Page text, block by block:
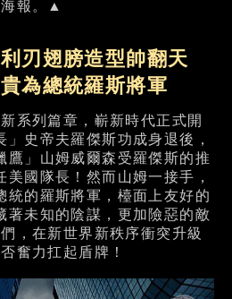
海報。▲
刃翅膀造型帥翻天
為總統羅斯將軍
列篇章，嶄新時代正式開
」史帝夫羅傑斯功成身退後，
鷹」山姆威爾森受羅傑斯的推
美國隊長！然而山姆一接手，
統的羅斯將軍，檯面上友好的
著未知的陰謀，更加險惡的敵
，在新世界新秩序衝突升級
奮力扛起盾牌！